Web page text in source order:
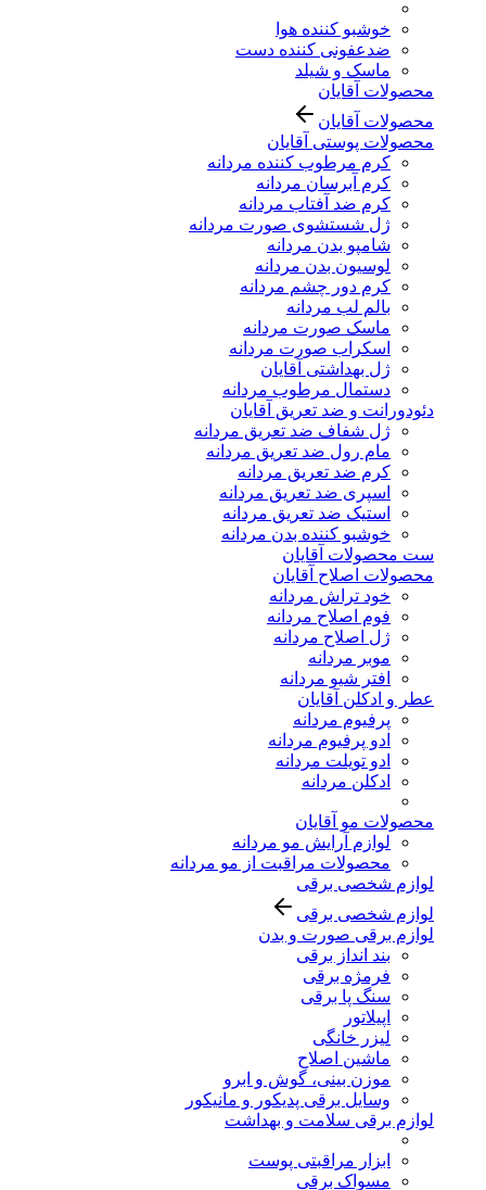
خوشبو کننده هوا
ضدعفونی کننده دست
ماسک و شیلد
محصولات آقایان
محصولات آقایان
محصولات پوستی آقایان
کرم مرطوب کننده مردانه
کرم آبرسان مردانه
کرم ضد آفتاب مردانه
ژل شستشوی صورت مردانه
شامپو بدن مردانه
لوسیون بدن مردانه
کرم دور چشم مردانه
بالم لب مردانه
ماسک صورت مردانه
اسکراب صورت مردانه
ژل بهداشتی آقایان
دستمال مرطوب مردانه
دئودورانت و ضد تعریق آقایان
ژل شفاف ضد تعریق مردانه
مام رول ضد تعریق مردانه
کرم ضد تعریق مردانه
اسپری ضد تعریق مردانه
استیک ضد تعریق مردانه
خوشبو کننده بدن مردانه
ست محصولات آقایان
محصولات اصلاح آقایان
خود تراش مردانه
فوم اصلاح مردانه
ژل اصلاح مردانه
موبر مردانه
افتر شیو مردانه
عطر و ادکلن آقایان
پرفیوم مردانه
ادو پرفیوم مردانه
ادو تویلت مردانه
ادکلن مردانه
محصولات مو آقایان
لوازم آرایش مو مردانه
محصولات مراقبت از مو مردانه
لوازم شخصی برقی
لوازم شخصی برقی
لوازم برقی صورت و بدن
بند انداز برقی
فرمژه برقی
سنگ پا برقی
اپیلاتور
لیزر خانگی
ماشین اصلاح
موزن بینی، گوش و ابرو
وسایل برقی پدیکور و مانیکور
لوازم برقی سلامت و بهداشت
ابزار مراقبتی پوست
مسواک برقی